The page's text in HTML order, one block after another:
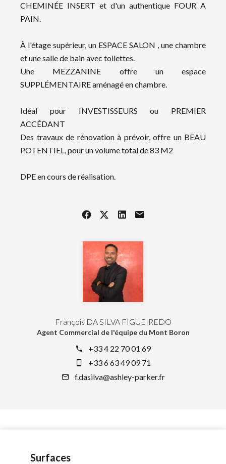
François DA SILVA FIGUEIREDO
Agent Commercial de l'équipe du Mont Boron
+33 4 22 70 01 69
+33 6 63 49 09 71
f.dasilva@ashley-parker.fr
CHEMINÉE INSERT et d'un authentique FOUR A
PAIN.
À l'étage supérieur, un ESPACE SALON , une chambre
et une salle de bain avec toilettes.
Une MEZZANINE offre un espace
SUPPLÉMENTAIRE aménagé en chambre.
Idéal pour INVESTISSEURS ou PREMIER
ACCÉDANT
Des travaux de rénovation à prévoir, offre un BEAU
POTENTIEL, pour un volume total de 83 M2
DPE en cours de réalisation.
Surfaces